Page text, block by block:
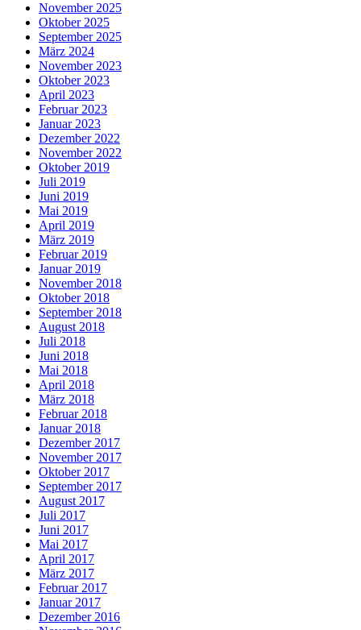
November 2025
Oktober 2025
September 2025
März 2024
November 2023
Oktober 2023
April 2023
Februar 2023
Januar 2023
Dezember 2022
November 2022
Oktober 2019
Juli 2019
Juni 2019
Mai 2019
April 2019
März 2019
Februar 2019
Januar 2019
November 2018
Oktober 2018
September 2018
August 2018
Juli 2018
Juni 2018
Mai 2018
April 2018
März 2018
Februar 2018
Januar 2018
Dezember 2017
November 2017
Oktober 2017
September 2017
August 2017
Juli 2017
Juni 2017
Mai 2017
April 2017
März 2017
Februar 2017
Januar 2017
Dezember 2016